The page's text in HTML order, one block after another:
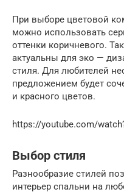
При выборе цветовой
можно использовать
оттенки коричневого.
актуальны для эко —
стиля. Для любителей
предложением будет
и красного цветов.
https://youtube.com/
Выбор стиля
Разнообразие стилей
интерьер спальни на